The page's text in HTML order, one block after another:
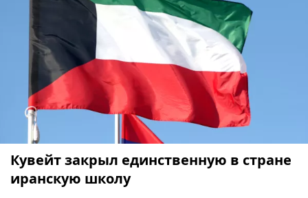
Кувейт закрыл единственную в стране
иранскую школу